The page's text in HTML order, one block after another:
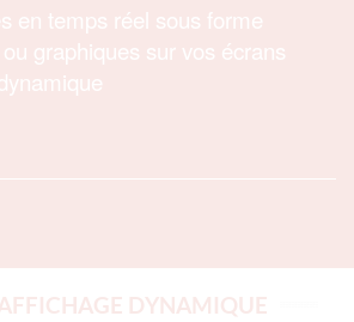
en temps réel sous forme
graphiques sur vos écrans
DYNAMIQUE